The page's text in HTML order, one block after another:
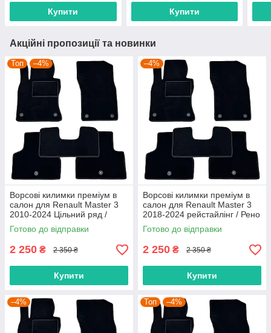
Купити Купити
Акційні пропозиції та новинки
Топ –4%
Ворсові килимки преміум в
салон для Renault Master 3
2010-2024 Цільний ряд /
Рено Мастер 3 килимки
Готово до відправки
2 250 ₴ 2 350 ₴
Купити
–4%
Ворсові килимки преміум в
салон для Renault Master 3
2018-2024 рейстайлінг / Рено
Мастер 3 килимки
Готово до відправки
2 250 ₴ 2 350 ₴
Купити
–4% Топ –4%